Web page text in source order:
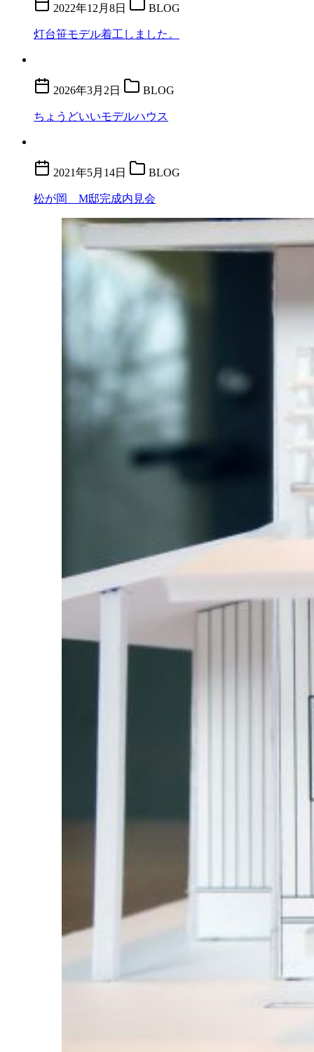
2022年12月8日 BLOG
灯台笹モデル着工しました。
2026年3月2日 BLOG
ちょうどいいモデルハウス
2021年5月14日 BLOG
松が岡 M邸完成内見会